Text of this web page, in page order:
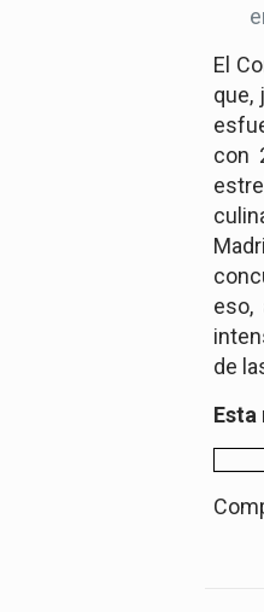
El
que,
con
eso,
de